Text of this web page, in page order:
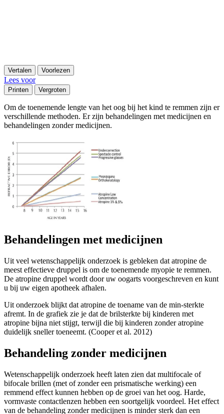
Vertalen Voorlezen
Lees voor
Printen Vergroten
Om de toenemende lengte van het oog bij het kind te remmen zijn er
verschillende methoden. Er zijn behandelingen met medicijnen en
behandelingen zonder medicijnen.
Behandelingen met medicijnen
Uit veel wetenschappelijk onderzoek is gebleken dat atropine de
meest effectieve druppel is om de toenemende myopie te remmen.
De atropine druppel wordt door uw oogarts voorgeschreven en kunt
u bij uw eigen apotheek afhalen.
Uit onderzoek blijkt dat atropine de toename van de min-sterkte
afremt. In de grafiek zie je dat de brilsterkte bij kinderen met
atropine bijna niet stijgt, terwijl die bij kinderen zonder atropine
duidelijk sneller toeneemt. (Cooper et al. 2012)
Behandeling zonder medicijnen
Wetenschappelijk onderzoek heeft laten zien dat multifocale of
bifocale brillen (met of zonder een prismatische werking) een
remmend effect kunnen hebben op de groei van het oog. Harde,
vormvaste contactlenzen hebben een soortgelijk voordeel. Het effect
van de behandeling zonder medicijnen is minder sterk dan een